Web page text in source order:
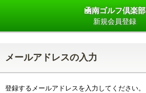
凾南ゴルフ倶楽部
新規会員登録
メールアドレスの入力
登録するメールアドレスを入力してください。